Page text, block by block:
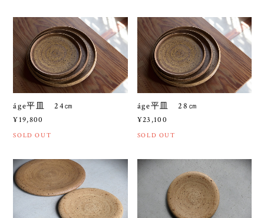
áge平皿 24㎝
¥19,800
SOLD OUT
áge平皿 28㎝
¥23,100
SOLD OUT